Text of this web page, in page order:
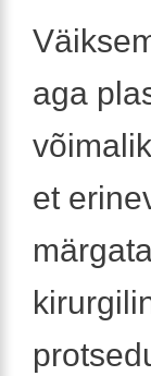
aga
et